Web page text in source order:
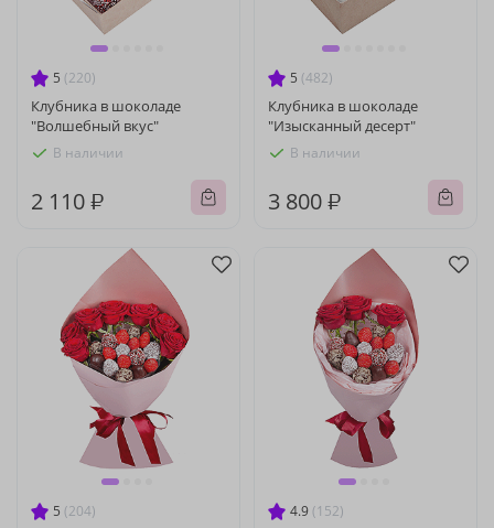
5 (220)
Клубника в шоколаде
"Волшебный вкус"
В наличии
2 110 ₽
5 (482)
Клубника в шоколаде
"Изысканный десерт"
В наличии
3 800 ₽
5 (204) 4.9 (152)